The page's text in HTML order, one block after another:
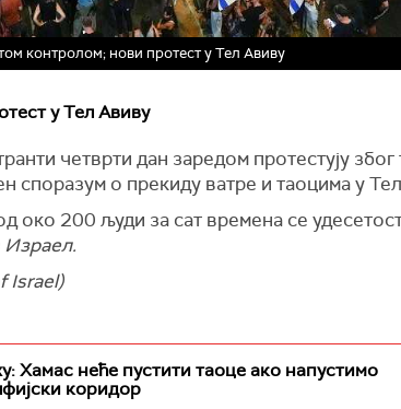
контролом; нови протест у Тел Авиву
у Тел Авиву
четврти дан заредом протестују због
споразум о прекиду ватре и таоцима у
око 200 људи за сат времена се
Израел.
Israel)
Хамас неће пустити таоце ако напустимо
коридор